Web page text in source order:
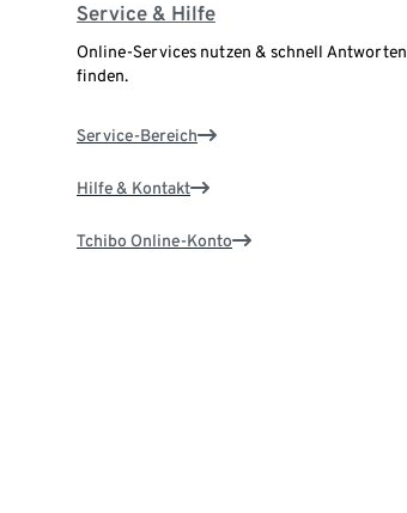
Service & Hilfe
Online-Services nutzen & schnell Antworten
finden.
Service-Bereich
Hilfe & Kontakt
Tchibo Online-Konto